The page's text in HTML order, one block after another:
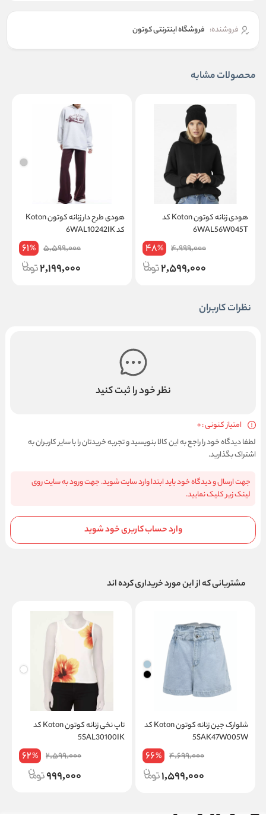
فروشنده: فروشگاه اینترنتی کوتون
محصولات مشابه
هودی زنانه کوتون Koton کد
6WAL56W045T
4,999,000
48%
2,599,000
هودی طرح دار زنانه کوتون Koton
کد 6WAL10242IK
5,599,000
61%
2,199,000
نظرات کاربران
نظر خود را ثبت کنید
امتیاز کنونی : 0
لطفا دیدگاه خود را راجع به این کالا بنویسید و تجربه خریدتان را با سایر کاربران به
اشتراک بگذارید.
جهت ارسال و دیدگاه خود باید ابتدا وارد سایت شوید. جهت ورود به سایت روی
لینک زیر کلیک نمایید.
وارد حساب کاربری خود شوید
مشتریانی که از این مورد خریداری کرده اند
شلوارک جین زنانه کوتون Koton کد
5SAK47W005W
4,699,000
66%
1,599,000
تاپ نخی زنانه کوتون Koton کد
5SAL30100IK
2,599,000
62%
999,000